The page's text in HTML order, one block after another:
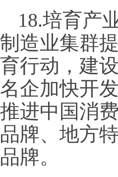
18.培育产
制造业集群
育行动，建
名企加快开
推进中国消
品牌、地方
品牌。